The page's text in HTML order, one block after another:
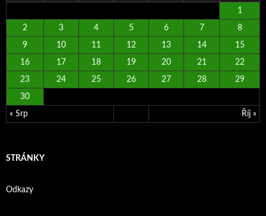
« Srp Říj »
1
2 3 4 5 6 7 8
9 10 11 12 13 14 15
16 17 18 19 20 21 22
23 24 25 26 27 28 29
30
STRÁNKY
Odkazy